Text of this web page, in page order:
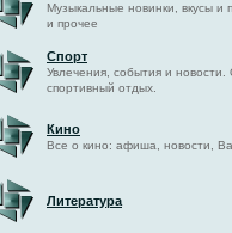
Музыкальные новинки, вкусы и
и прочее
Спорт
Увлечения, события и
спортивный отдых.
Кино
Все о кино: афиша, новости,
Литература